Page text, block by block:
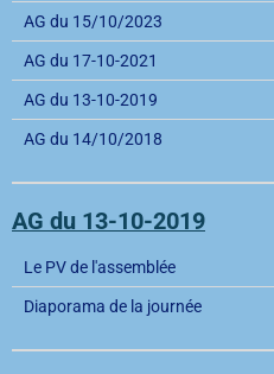
AG du 15/10/2023
AG du 17-10-2021
AG du 13-10-2019
AG du 14/10/2018
AG du 13-10-2019
Le PV de l'assemblée
Diaporama de la journée